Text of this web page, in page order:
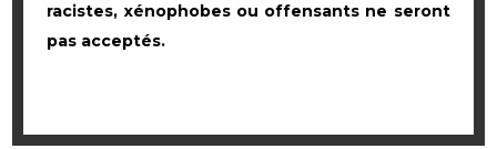
racistes, xénophobes ou offensants ne seront
pas acceptés.